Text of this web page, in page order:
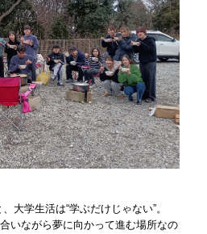
大学生活は“学ぶだけじゃない”。
いながら夢に向かって進む場所なの